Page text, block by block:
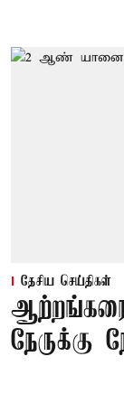
தேசிய செய்திகள்
நேருக்கு